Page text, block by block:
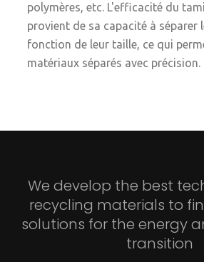
polymères, etc. L'efficacité du
provient de sa capacité à séparer
fonction de leur taille, ce qui
matériaux séparés avec précision.
We develop the best
recycling materials to
solutions for the energy
transition